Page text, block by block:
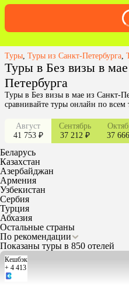
Туры Туры из Санкт-Петербурга
Туры в Без визы в
Петербурга
Туры в Без визы в мае из Санкт-
сравнивайте туры онлайн по всем
Август
41 753 ₽
Сентябрь
37 212 ₽
37
Беларусь
Казахстан
Азербайджан
Армения
Узбекистан
Сербия
Турция
Абхазия
Остальные страны
По рекомендации
Показаны туры в 850 отелей
Кешбэк
+ 4 413